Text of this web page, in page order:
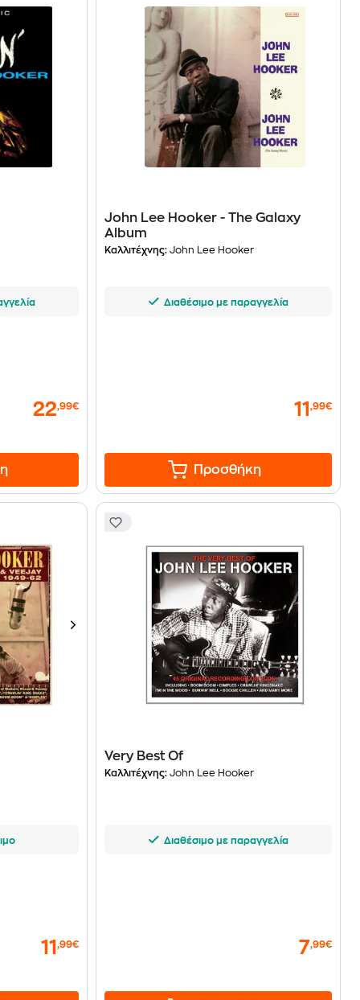
22,99€
John Lee Hooker - The Galaxy
Album
Καλλιτέχνης:John Lee Hooker
Διαθέσιμο με παραγγελία
11 ,99€
Προσθήκη
11 ,99€
Very Best Of
Καλλιτέχνης:John Lee Hooker
Διαθέσιμο με παραγγελία
7,99€